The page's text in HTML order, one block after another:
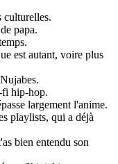
culturelles.
papa.
est autant, voire plus
fi hip-hop.
largement l'anime.
playlists, qui a déjà
bien entendu son